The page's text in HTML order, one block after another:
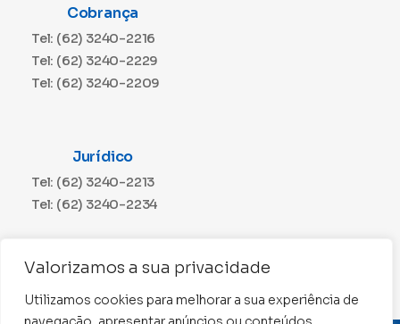
Valorizamos a sua privacidade
Utilizamos cookies para melhorar a sua experiência de
Cobrança
Tel: (62) 3240-2216
Tel: (62) 3240-2229
Tel: (62) 3240-2209
Jurídico
Tel: (62) 3240-2213
Tel: (62) 3240-2234
Tel: (62) 3240-2230